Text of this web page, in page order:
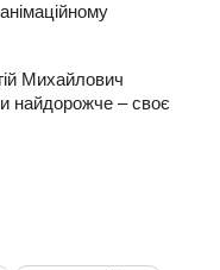
Михайлович
найдорожче – своє